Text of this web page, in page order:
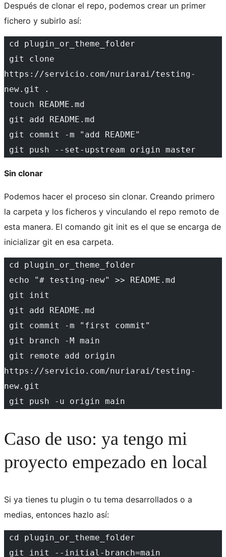
Después de clonar el repo, podemos crear un primer
fichero y subirlo así:
cd plugin_or_theme_folder
git clone
https://servicio.com/nuriarai/testing-
new.git .
touch README.md
git add README.md
git commit -m "add README"
git push --set-upstream origin master
Sin clonar
Podemos hacer el proceso sin clonar. Creando primero
la carpeta y los ficheros y vinculando el repo remoto de
esta manera. El comando git init es el que se encarga de
inicializar git en esa carpeta.
cd plugin_or_theme_folder
echo "# testing-new" >> README.md
git init
git add README.md
git commit -m "first commit"
git branch -M main
git remote add origin
https://servicio.com/nuriarai/testing-
new.git
git push -u origin main
Caso de uso: ya tengo mi
proyecto empezado en local
Si ya tienes tu plugin o tu tema desarrollados o a
medias, entonces hazlo así:
cd plugin_or_theme_folder
git init --initial-branch=main